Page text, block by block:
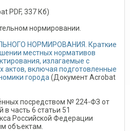
PDF, 337 Кб)
нормировании.
НОРМИРОВАНИЯ. Краткие
местных нормативов
излагаемые с
актов, включая подготовленные
города (Документ Acrobat
посредством № 224-ФЗ от
в часть 6 статьи 51
Российской Федерации
объектам.